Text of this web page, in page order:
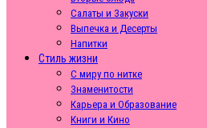
Салаты и Закуски
Выпечка и Десерты
Напитки
Стиль жизни
С миру по нитке
Знаменитости
Карьера и Образование
Книги и Кино